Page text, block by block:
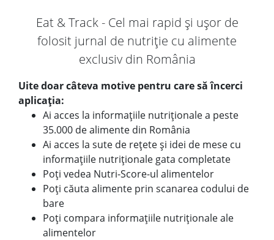
Eat & Track - Cel mai rapid și ușor de
folosit jurnal de nutriție cu alimente
exclusiv din România
Uite doar câteva motive pentru care să încerci
aplicația:
Ai acces la informațiile nutriționale a peste
35.000 de alimente din România
Ai acces la sute de rețete și idei de mese cu
informațiile nutriționale gata completate
Poți vedea Nutri-Score-ul alimentelor
Poți căuta alimente prin scanarea codului de
bare
Poți compara informațiile nutriționale ale
alimentelor